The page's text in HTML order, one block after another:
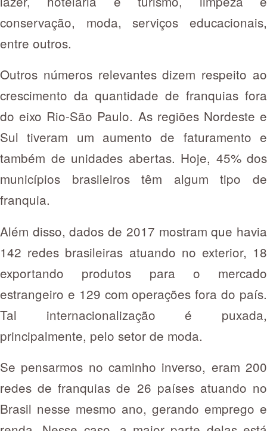
conservação, moda, serviços educacionais,
entre outros.
Outros números relevantes dizem respeito ao
crescimento da quantidade de franquias fora
do eixo Rio-São Paulo. As regiões Nordeste e
Sul tiveram um aumento de faturamento e
também de unidades abertas. Hoje, 45% dos
municípios brasileiros têm algum tipo de
franquia.
Além disso, dados de 2017 mostram que havia
142 redes brasileiras atuando no exterior, 18
exportando produtos para o mercado
estrangeiro e 129 com operações fora do país.
Tal internacionalização é puxada,
principalmente, pelo setor de moda.
Se pensarmos no caminho inverso, eram 200
redes de franquias de 26 países atuando no
Brasil nesse mesmo ano, gerando emprego e